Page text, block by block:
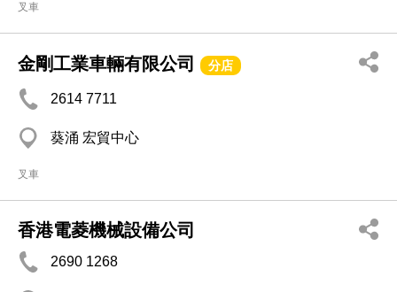
叉車
金剛工業車輛有限公司 分店
2614 7711
葵涌 宏貿中心
叉車
香港電菱機械設備公司
2690 1268